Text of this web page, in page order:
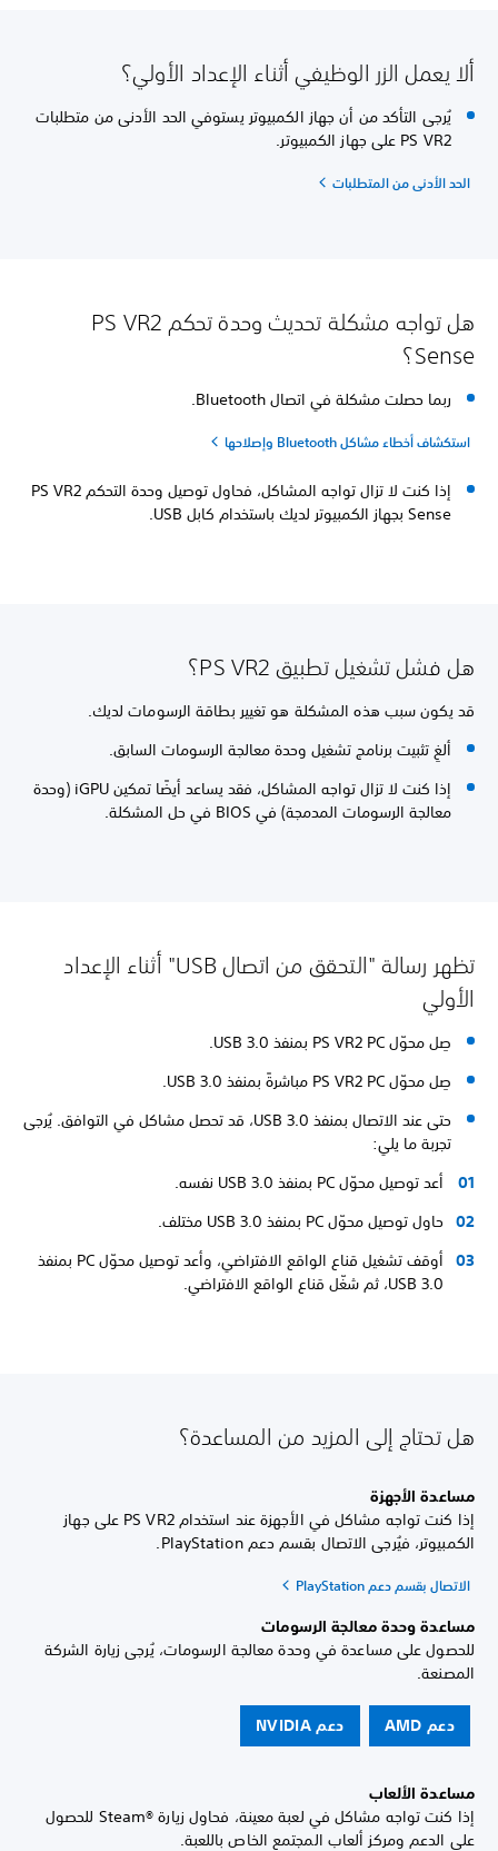
ألا يعمل الزر الوظيفي أثناء الإعداد الأولي؟
يُرجى التأكد من أن جهاز الكمبيوتر يستوفي الحد الأدنى من متطلبات
PS VR2 على جهاز الكمبيوتر.
الحد الأدنى من المتطلبات
هل تواجه مشكلة تحديث وحدة تحكم PS VR2
Sense؟
ربما حصلت مشكلة في اتصال Bluetooth.
استكشاف أخطاء مشاكل Bluetooth وإصلاحها
إذا كنت لا تزال تواجه المشاكل، فحاول توصيل وحدة التحكم PS VR2
Sense بجهاز الكمبيوتر لديك باستخدام كابل USB.
هل فشل تشغيل تطبيق PS VR2؟
قد يكون سبب هذه المشكلة هو تغيير بطاقة الرسومات لديك.
ألغِ تثبيت برنامج تشغيل وحدة معالجة الرسومات السابق.
إذا كنت لا تزال تواجه المشاكل، فقد يساعد أيضًا تمكين iGPU (وحدة
معالجة الرسومات المدمجة) في BIOS في حل المشكلة.
تظهر رسالة "التحقق من اتصال USB" أثناء الإعداد
الأولي
صِل محوّل PS VR2 PC بمنفذ USB 3.0.
صِل محوّل PS VR2 PC مباشرةً بمنفذ USB 3.0.
حتى عند الاتصال بمنفذ USB 3.0، قد تحصل مشاكل في التوافق. يُرجى
تجربة ما يلي:
أعد توصيل محوّل PC بمنفذ USB 3.0 نفسه.
حاول توصيل محوّل PC بمنفذ USB 3.0 مختلف.
أوقف تشغيل قناع الواقع الافتراضي، وأعد توصيل محوّل PC بمنفذ
USB 3.0، ثم شغّل قناع الواقع الافتراضي.
هل تحتاج إلى المزيد من المساعدة؟
مساعدة الأجهزة
إذا كنت تواجه مشاكل في الأجهزة عند استخدام PS VR2 على جهاز
الكمبيوتر، فيُرجى الاتصال بقسم دعم PlayStation.
الاتصال بقسم دعم PlayStation
مساعدة وحدة معالجة الرسومات
للحصول على مساعدة في وحدة معالجة الرسومات، يُرجى زيارة الشركة
المصنعة.
دعم AMD دعم NVIDIA
مساعدة الألعاب
إذا كنت تواجه مشاكل في لعبة معينة، فحاول زيارة Steam®‎ للحصول
على الدعم ومركز ألعاب المجتمع الخاص باللعبة.